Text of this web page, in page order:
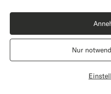
relevante Produkte
Die
Standort
Nur